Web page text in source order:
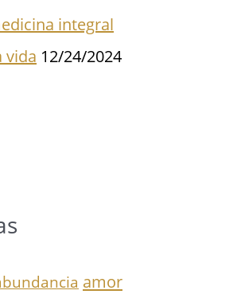
integral
vida 12/24/2024
amor